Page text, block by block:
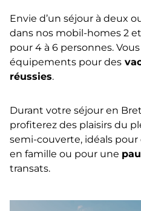
Envie d’un séjour à deux
dans nos mobil-homes 2
pour 4 à 6 personnes.
équipements pour des
réussies.
Durant votre séjour en
profiterez des plaisirs du
semi-couverte, idéals
en famille ou pour une
transats.